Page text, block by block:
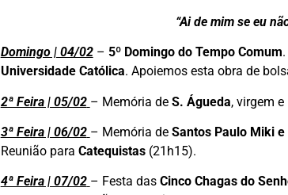
“Ai de mim se eu
Domingo | 04/02 – 5º Domingo do Tempo Comum
Universidade Católica. Apoiemos esta obra de
2ª Feira | 05/02 – Memória de S. Águeda, virgem e
3ª Feira | 06/02 – Memória de Santos Paulo Miki
Reunião para Catequistas(21h15).
4ª Feira | 07/02 – Festa das Cinco Chagas do